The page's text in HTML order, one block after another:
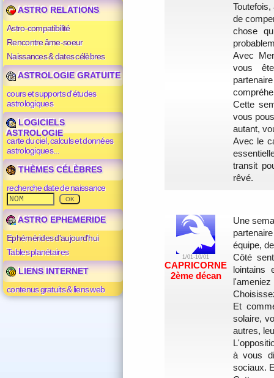
ASTRO RELATIONS
Astro-compatibilité
Rencontre âme-soeur
Naissances & dates célèbres
ASTROLOGIE GRATUITE
cours et supports d'études
astrologiques
LOGICIELS
ASTROLOGIE
carte du ciel, calculs et données
astrologiques...
THÈMES CÉLÈBRES
recherche date de naissance
ASTRO EPHEMERIDE
Ephémérides d'aujourd'hui
Tables planétaires
LIENS INTERNET
contenus gratuits & liens web
de
chose
Avec
vous
Cette
vous
autant,
Avec le
transit
rêvé.
1/01-10/01
CAPRICORNE
2ème décan
Une
équipe,
Côté
lointains
Et
solaire,
autres,
à vous
sociaux.